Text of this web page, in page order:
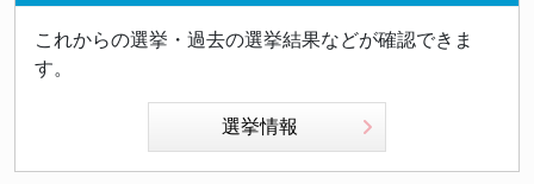
これからの選挙・過去の選挙結果などが確認できま
す。
選挙情報